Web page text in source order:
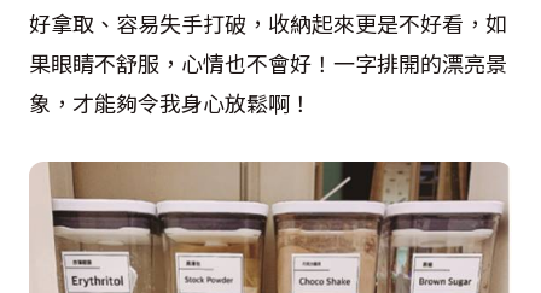
好拿取、容易失手打破，收納起來更是不好看，如
果眼睛不舒服，心情也不會好！一字排開的漂亮景
象，才能夠令我身心放鬆啊！